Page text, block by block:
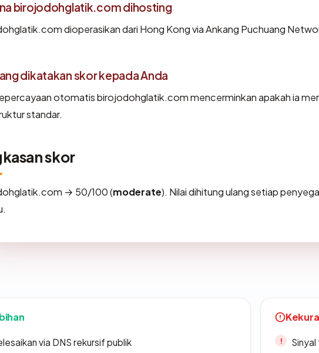
birojodohglatik.com dihosting
dioperasikan dari Hong Kong via Ankang Puchuang
dikatakan skor kepada Anda
otomatis birojodohglatik.com mencerminkan apakah ia
standar.
skor
→ 50/100 (moderate). Nilai dihitung ulang setiap
via DNS rekursif publik